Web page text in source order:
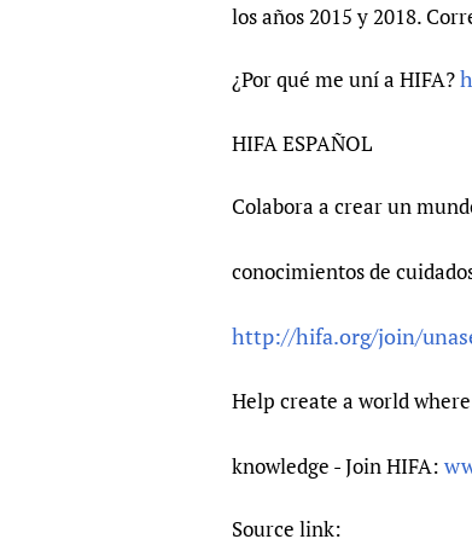
los años 2015 y 2018.
¿Por qué me uní a HIFA?
HIFA ESPAÑOL
Colabora a crear un
conocimientos de
http://hifa.org/join/
Help create a world
knowledge - Join HIFA:
Source link: